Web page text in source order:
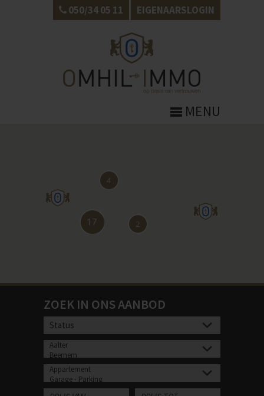
050/34 05 11 EIGENAARSLOGIN
MENU
17
4
2
ZOEK IN ONS AANBOD